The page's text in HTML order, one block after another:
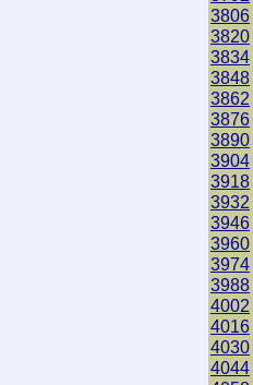
3806
3820
3834
3848
3862
3876
3890
3904
3918
3932
3946
3960
3974
3988
4002
4016
4030
4044